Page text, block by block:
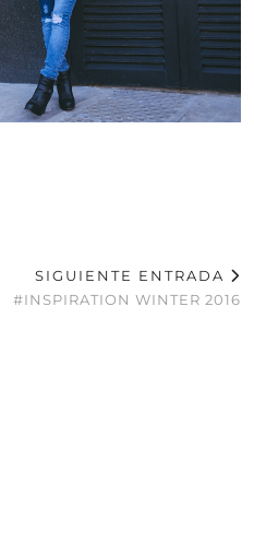
SIGUIENTE ENTRADA
#INSPIRATION WINTER 2016